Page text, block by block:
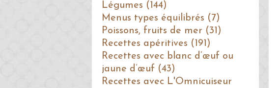
Légumes (144)
Menus types équilibrés (7)
Poissons, fruits de mer (31)
Recettes apéritives (191)
Recettes avec blanc d’œuf ou
jaune d’œuf (43)
Recettes avec L'Omnicuiseur